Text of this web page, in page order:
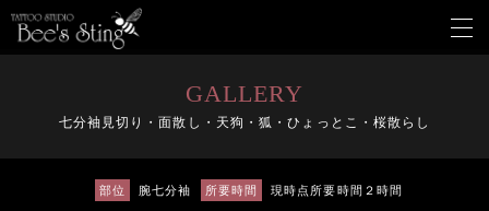
メ
ニ
GALLERY
七分袖見切り・面散し・天狗・狐・ひょっとこ・桜散らし
部位 腕七分袖 所要時間 現時点所要時間２時間